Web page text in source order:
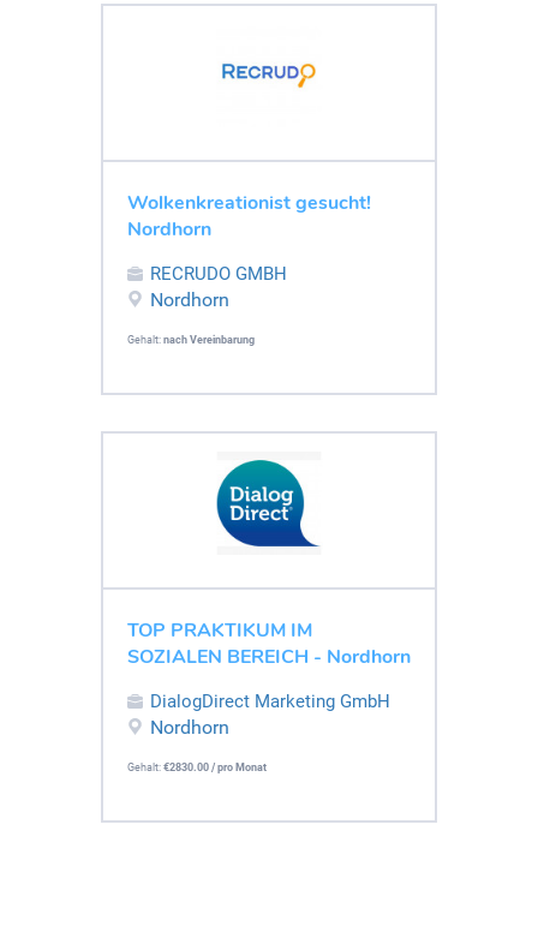
Wolkenkreationist gesucht!
Nordhorn
RECRUDO GMBH
Nordhorn
Gehalt: nach Vereinbarung
TOP PRAKTIKUM IM
SOZIALEN BEREICH - Nordhorn
DialogDirect Marketing GmbH
Nordhorn
Gehalt: €2830.00 / pro Monat